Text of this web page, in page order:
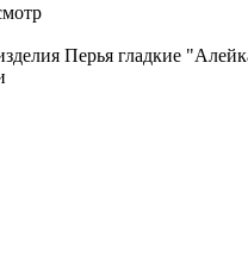
Перья гладкие